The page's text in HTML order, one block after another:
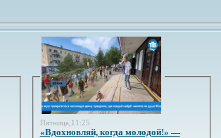
Пятница,11:25
«Вдохновляй, когда молодой!» —